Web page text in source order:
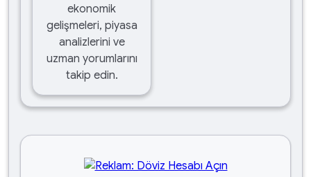
ekonomik
gelişmeleri, piyasa
analizlerini ve
uzman yorumlarını
takip edin.